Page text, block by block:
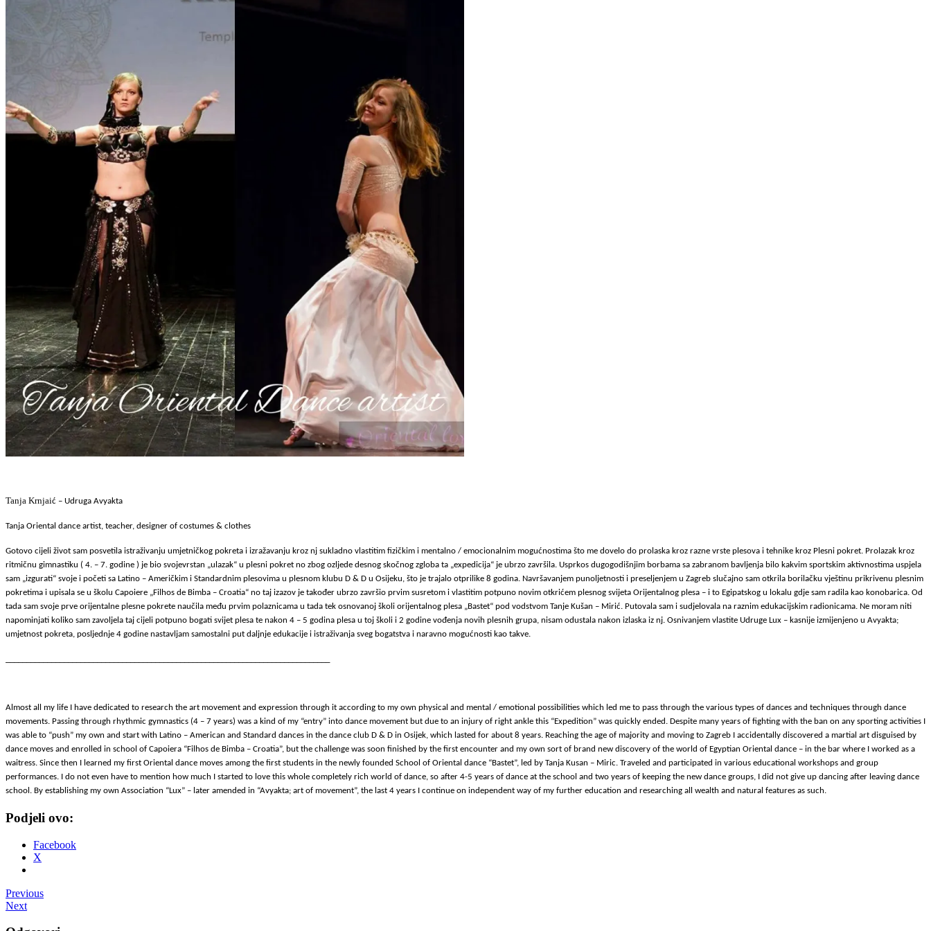
Tanja Krnjaić – Udruga Avyakta
Tanja Oriental dance artist, teacher, designer of costumes & clothes
Gotovo cijeli život sam posvetila istraživanju umjetničkog pokreta i izražavanju kroz nj sukladno vlastitim fizičkim i mentalno / emocionalnim mogućnostima što me dovelo do prolaska kroz razne vrste plesova i tehnike kroz Plesni pokret. Prolazak kroz
ritmičnu gimnastiku ( 4. – 7. godine ) je bio svojevrstan „ulazak“ u plesni pokret no zbog ozljede desnog skočnog zgloba ta „expedicija“ je ubrzo završila. Usprkos dugogodišnjim borbama sa zabranom bavljenja bilo kakvim sportskim aktivnostima uspjela
sam „izgurati“ svoje i početi sa Latino – Američkim i Standardnim plesovima u plesnom klubu D & D u Osijeku, što je trajalo otprilike 8 godina. Navršavanjem punoljetnosti i preseljenjem u Zagreb slučajno sam otkrila borilačku vještinu prikrivenu plesnim
pokretima i upisala se u školu Capoiere „Filhos de Bimba – Croatia“ no taj izazov je također ubrzo završio prvim susretom i vlastitim potpuno novim otkrićem plesnog svijeta Orijentalnog plesa – i to Egipatskog u lokalu gdje sam radila kao konobarica. Od
tada sam svoje prve orijentalne plesne pokrete naučila među prvim polaznicama u tada tek osnovanoj školi orijentalnog plesa „Bastet“ pod vodstvom Tanje Kušan – Mirić. Putovala sam i sudjelovala na raznim edukacijskim radionicama. Ne moram niti
napominjati koliko sam zavoljela taj cijeli potpuno bogati svijet plesa te nakon 4 – 5 godina plesa u toj školi i 2 godine vođenja novih plesnih grupa, nisam odustala nakon izlaska iz nj. Osnivanjem vlastite Udruge Lux – kasnije izmijenjeno u Avyakta;
umjetnost pokreta, posljednje 4 godine nastavljam samostalni put daljnje edukacije i istraživanja sveg bogatstva i naravno mogućnosti kao takve.
Almost all my life I have dedicated to research the art movement and expression through it according to my own physical and mental / emotional possibilities which led me to pass through the various types of dances and techniques through dance
movements. Passing through rhythmic gymnastics (4 – 7 years) was a kind of my “entry” into dance movement but due to an injury of right ankle this “Expedition” was quickly ended. Despite many years of fighting with the ban on any sporting activities I
was able to “push” my own and start with Latino – American and Standard dances in the dance club D & D in Osijek, which lasted for about 8 years. Reaching the age of majority and moving to Zagreb I accidentally discovered a martial art disguised by
dance moves and enrolled in school of Capoiera “Filhos de Bimba – Croatia”, but the challenge was soon finished by the first encounter and my own sort of brand new discovery of the world of Egyptian Oriental dance – in the bar where I worked as a
waitress. Since then I learned my first Oriental dance moves among the first students in the newly founded School of Oriental dance “Bastet”, led by Tanja Kusan – Miric. Traveled and participated in various educational workshops and group
performances. I do not even have to mention how much I started to love this whole completely rich world of dance, so after 4-5 years of dance at the school and two years of keeping the new dance groups, I did not give up dancing after leaving dance
school. By establishing my own Association “Lux” – later amended in “Avyakta; art of movement”, the last 4 years I continue on independent way of my further education and researching all wealth and natural features as such.
Podjeli ovo:
Facebook
X
Post
navigation
Previous
Next